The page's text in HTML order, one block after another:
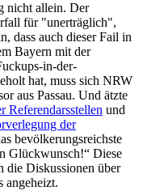
nicht allein. Der
für "unerträglich",
dass auch dieser Fail in
Bayern mit der
in-der-
hat, muss sich NRW
aus Passau. Und ätzte
Referendarsstellen und
der
bevölkerungsreichste
Glückwunsch!“ Diese
die Diskussionen über
angeheizt.